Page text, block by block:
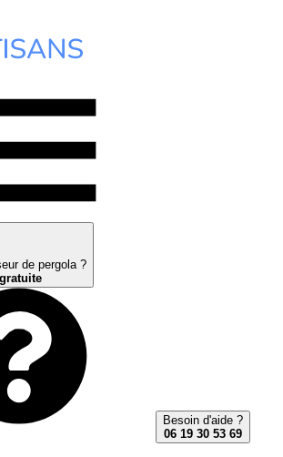
de pergola ?
Besoin d'aide ?
06 19 30 53 69